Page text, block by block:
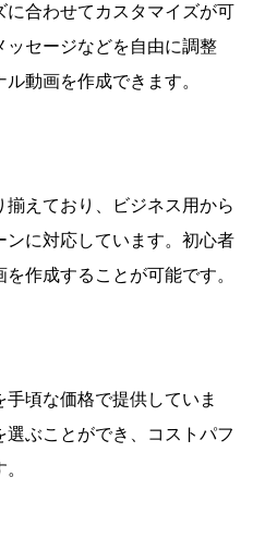
合わせてカスタマイズが可
セージなどを自由に調整
動画を作成できます。
えており、ビジネス用から
に対応しています。初心者
作成することが可能です。
頃な価格で提供していま
ぶことができ、コストパフ